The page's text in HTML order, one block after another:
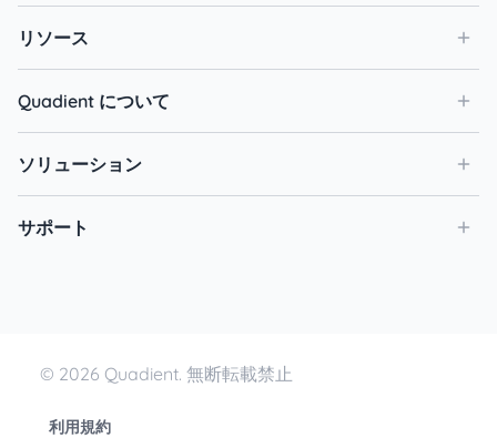
リソース
Quadient について
ソリューション
サポート
© 2026 Quadient. 無断転載禁止
利用規約